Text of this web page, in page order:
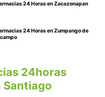
24 Horas en Zacazonapan
24 Horas en Zumpango de
24horas
Santiago